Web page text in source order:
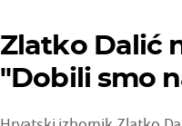
Zlatko Dalić
''Dobili smo